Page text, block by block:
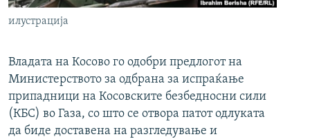
илустрација
Владата на Косово го одобри предлогот на
Министерството за одбрана за испраќање
припадници на Косовските безбедносни сили
(КБС) во Газа, со што се отвора патот одлуката
да биде доставена на разгледување и